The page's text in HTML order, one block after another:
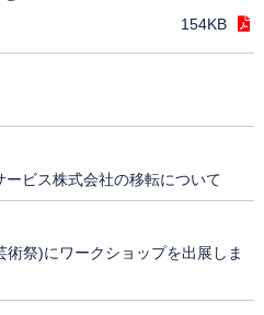
154KB
ビス株式会社の移転について
祭)にワークショップを出展しま